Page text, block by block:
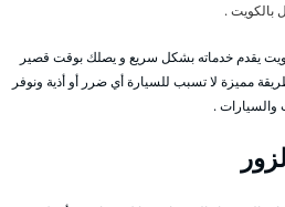
بالكويت .
يقدم خدماته بشكل سريع و يصلك بوقت قصير
مميزة لا تسبب للسيارة أي ضرر أو أذية ونوفر
والسيارات .